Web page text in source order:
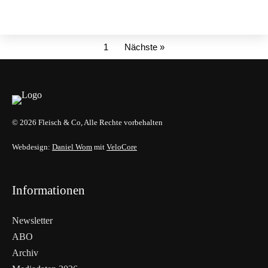
1 Nächste »
© 2026 Fleisch & Co, Alle Rechte vorbehalten
Webdesign: Daniel Wom mit VeloCore
Informationen
Newsletter
ABO
Archiv